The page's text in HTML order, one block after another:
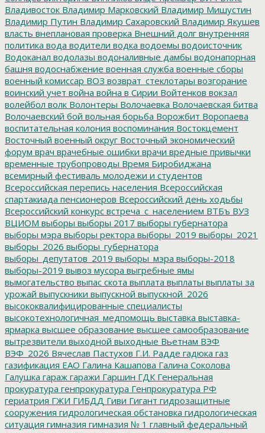
Владивосток Владимир Марковский Владимир Мишустин
Владимир Путин Владимир Сахаровский Владимир Якушев
власть внеплановая проверка Внешний долг внутренняя
политика вода водители водка водоемы водоисточник
Водоканал водолазы водоналивные дамбы водонапорная
башня водоснабжение военная служба военные сборы
военный комиссар ВОЗ возврат_стеклотары возгорание
воинский учет война война в Сирии Войтенков вокзал
волейбол волк Волонтеры Волочаевка Волочаевская битва
Волочаевский бой вольная борьба Ворожбит Воропаева
воспитательная колония воспоминания Востокцемент
Восточный военный округ Восточный экономический
форум врач врачебные ошибки врачи вредные привычки
временные трубопроводы Время Биробиджана
всемирный фестиваль молодежи и студентов
Всероссийская перепись населения Всероссийская
спартакиада пенсионеров Всероссийский день ходьбы
Всероссийский конкурс встреча_с_населением ВТБъ ВУЗ
ВЦИОМ выборы выборы 2017 выборы губернатора
выборы мэра выборы ректора выборы_2019 выборы_2021
выборы_2026 выборы_губернатора
выборы_депутатов_2019 выборы_мэра выборы-2018
выборы-2019 вывоз мусора выгребные ямы
вымогательство выпас скота выплата выплаты выплаты за
урожай выпускники выпускной выпускной_2026
высококвалифицированные специалисты
высокотехнологичная_медпомощь выставка выставка-
ярмарка высшее образование высшее самообразование
вытрезвители выходной выходные Вьетнам ВЭФ
ВЭФ_2026 Вячеслав Пастухов Г.И. Радде гадюка газ
газификация ЕАО Галина Кашапова Галина Соколова
Галушка гараж гаражи Гаршин ГДК Генеральная
прокуратура генпрокуратура Генпрокуратура РФ
гериатрия ГЖИ ГИБДД Гиви Гигант гидрозащитные
сооружения гидрологическая обстановка гидрологическая
ситуация гимназия гимназия № 1 главный федеральный